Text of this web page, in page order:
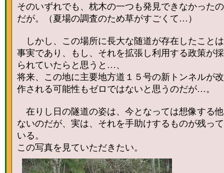
そのいずれでも、枕木の一つも発見できなかったの
だが。（夏場の調査のため草がすごくて…）
しかし、この場所に長大な随道が存在したことは
事実であり、もし、それを拡張し利用する政策が採
られていたらと思うと…、
将来、この地に主要地方道１５号の新トンネルが改
作される可能性もゼロではないと思うのだが…。
在りし日の隧道の姿は、今となっては想像する他
ないのだが、実は、それを手助けするものが残って
いる。
この写真を見ていただきたい。